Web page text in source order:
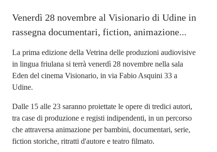
Venerdì 28 novembre al Visionario di Udine in
rassegna documentari, fiction, animazione...
La prima edizione della Vetrina delle produzioni audiovisive
in lingua friulana si terrà venerdì 28 novembre nella sala
Eden del cinema Visionario, in via Fabio Asquini 33 a
Udine.
Dalle 15 alle 23 saranno proiettate le opere di tredici autori,
tra case di produzione e registi indipendenti, in un percorso
che attraversa animazione per bambini, documentari, serie,
fiction storiche, ritratti d'autore e teatro filmato.